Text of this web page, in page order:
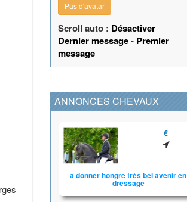
Pas d'avatar
Scroll auto : Désactiver
Dernier message- Premier
message
ANNONCES CHEVAUX
€
a donner hongre très bel avenir en
dressage